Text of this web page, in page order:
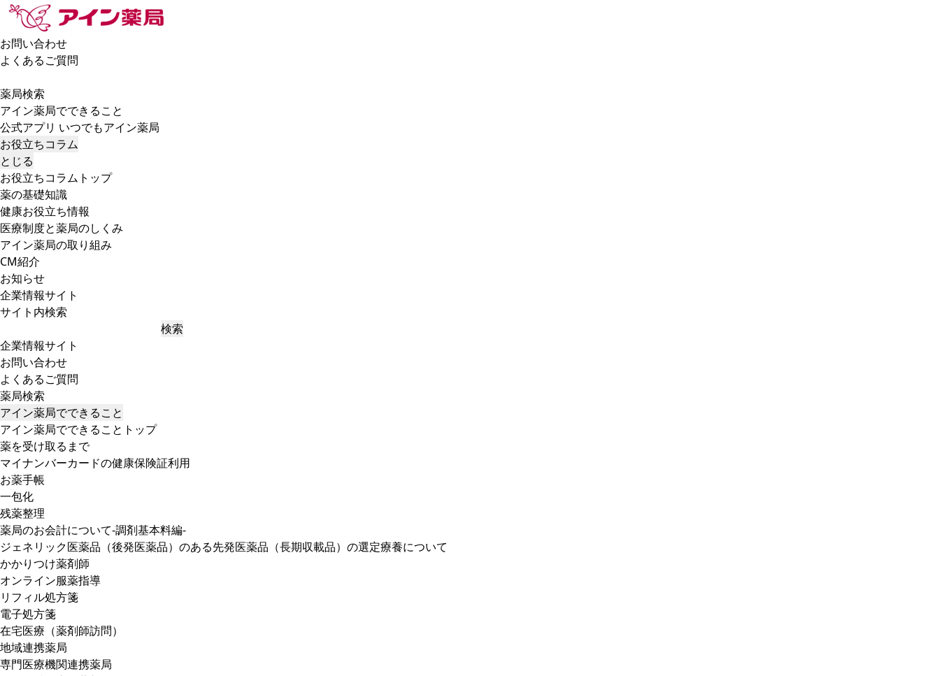
お問い合わせ
よくあるご質問
薬局検索
アイン薬局でできること
公式アプリ いつでもアイン薬局
お役立ちコラム
とじる
お役立ちコラムトップ
薬の基礎知識
健康お役立ち情報
医療制度と薬局のしくみ
アイン薬局の取り組み
CM紹介
お知らせ
企業情報サイト
サイト内検索
検索
企業情報サイト
お問い合わせ
よくあるご質問
薬局検索
アイン薬局でできること
アイン薬局でできることトップ
薬を受け取るまで
マイナンバーカードの健康保険証利用
お薬手帳
一包化
残薬整理
薬局のお会計について-調剤基本料編-
ジェネリック医薬品（後発医薬品）のある先発医薬品（長期収載品）の選定療養について
かかりつけ薬剤師
オンライン服薬指導
リフィル処方箋
電子処方箋
在宅医療（薬剤師訪問）
地域連携薬局
専門医療機関連携薬局